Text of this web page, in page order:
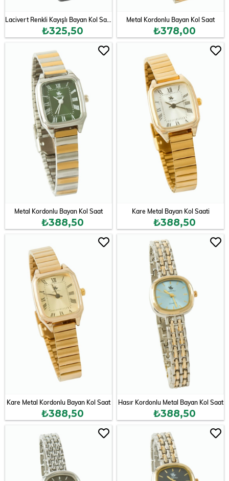
₺325,50
Metal Kordonlu Bayan Kol Saat
₺378,00
Metal Kordonlu Bayan Kol Saat
₺388,50
Kare Metal Bayan Kol Saati
₺388,50
Kare Metal Kordonlu Bayan Kol Saat
₺388,50
Hasır Kordonlu Metal Bayan Kol Saat
₺388,50